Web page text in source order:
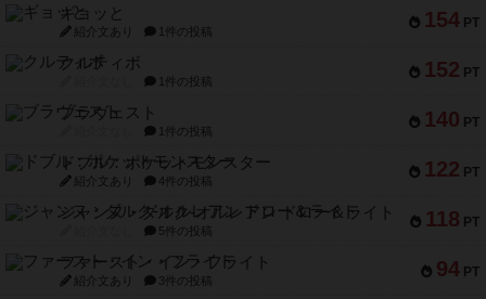
154 PT
ギョッと
紹介文あり 1件の投稿
152 PT
クルティボ
1件の投稿
140 PT
ブラヴェスト
1件の投稿
122 PT
ドブル：ポケットモンスター
紹介文あり 4件の投稿
118 PT
ジャンヌ・ダルク-オルレアン ドロー＆ライト
5件の投稿
94 PT
ファースト・イン・フライト
紹介文あり 3件の投稿